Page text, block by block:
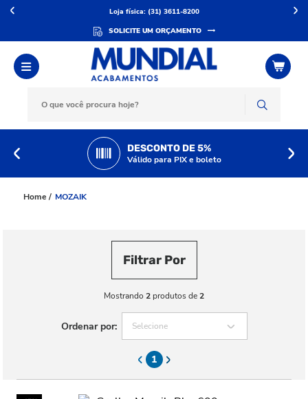
Loja física: (31) 3611-8200
SOLICITE UM ORÇAMENTO
DESCONTO DE 5%
Válido para PIX e boleto
MOZAIK
Filtrar Por
Mostrando 2 produtos de2
1
Ordenar por: Selecione